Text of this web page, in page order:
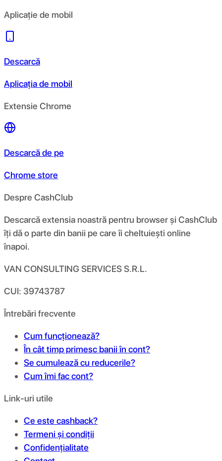
Aplicație de mobil
Descarcă
Aplicația de mobil
Extensie Chrome
Descarcă de pe
Chrome store
Despre CashClub
Descarcă extensia noastră pentru browser și CashClub
îți dă o parte din banii pe care îi cheltuiești online
înapoi.
VAN CONSULTING SERVICES S.R.L.
CUI: 39743787
Întrebări frecvente
Cum funcționează?
În cât timp primesc banii în cont?
Se cumulează cu reducerile?
Cum îmi fac cont?
Link-uri utile
Ce este cashback?
Termeni și condiții
Confidențialitate